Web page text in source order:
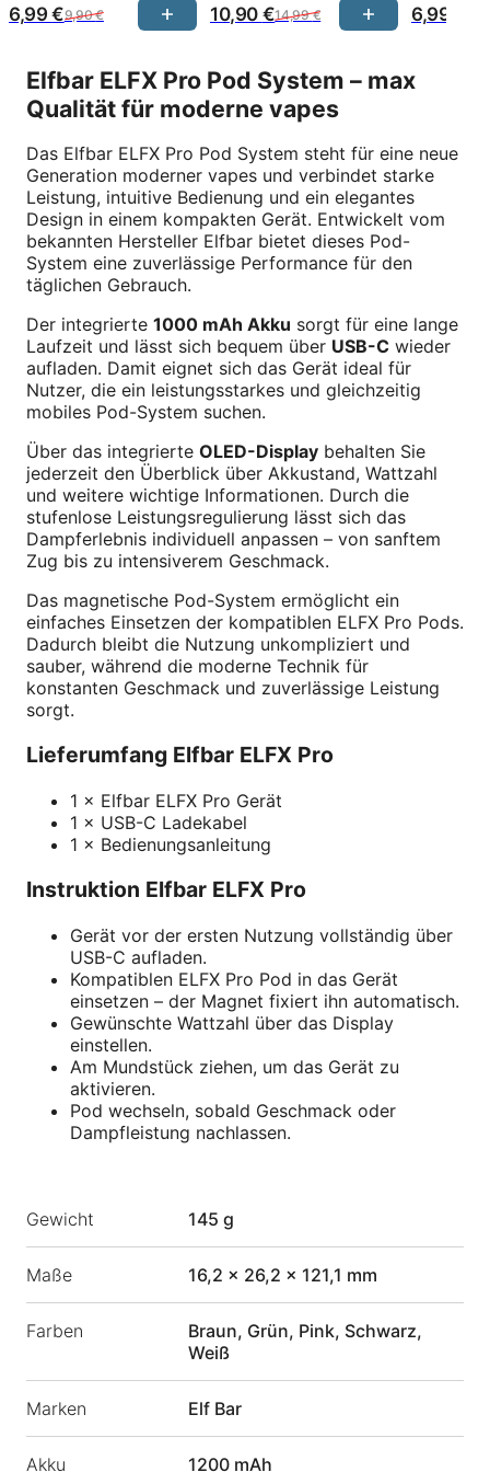
9,90€
6,99€ 14,99€
10,90 € 6,99
Elfbar ELFX Pro Pod System – max
Qualität für moderne vapes
Das Elfbar ELFX Pro Pod System steht für eine neue
Generation moderner vapes und verbindet starke
Leistung, intuitive Bedienung und ein elegantes
Design in einem kompakten Gerät. Entwickelt vom
bekannten Hersteller Elfbar bietet dieses Pod-
System eine zuverlässige Performance für den
täglichen Gebrauch.
Der integrierte 1000 mAh Akku sorgt für eine lange
Laufzeit und lässt sich bequem über USB-C wieder
aufladen. Damit eignet sich das Gerät ideal für
Nutzer, die ein leistungsstarkes und gleichzeitig
mobiles Pod-System suchen.
Über das integrierte OLED-Display behalten Sie
jederzeit den Überblick über Akkustand, Wattzahl
und weitere wichtige Informationen. Durch die
stufenlose Leistungsregulierung lässt sich das
Dampferlebnis individuell anpassen – von sanftem
Zug bis zu intensiverem Geschmack.
Das magnetische Pod-System ermöglicht ein
einfaches Einsetzen der kompatiblen ELFX Pro Pods.
Dadurch bleibt die Nutzung unkompliziert und
sauber, während die moderne Technik für
konstanten Geschmack und zuverlässige Leistung
sorgt.
Lieferumfang Elfbar ELFX Pro
1 × Elfbar ELFX Pro Gerät
1 × USB-C Ladekabel
1 × Bedienungsanleitung
Instruktion Elfbar ELFX Pro
Gerät vor der ersten Nutzung vollständig über
USB-C aufladen.
Kompatiblen ELFX Pro Pod in das Gerät
einsetzen – der Magnet fixiert ihn automatisch.
Gewünschte Wattzahl über das Display
einstellen.
Am Mundstück ziehen, um das Gerät zu
aktivieren.
Pod wechseln, sobald Geschmack oder
Dampfleistung nachlassen.
Gewicht 145 g
Maße 16,2 × 26,2 × 121,1 mm
Farben
Braun, Grün, Pink, Schwarz,
Weiß
Marken Elf Bar
Akku 1200 mAh
9
€